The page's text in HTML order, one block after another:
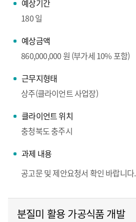
예상기간
180 일
예상금액
860,000,000 원 (부가세 10% 포함)
근무지형태
상주(클라이언트 사업장)
클라이언트 위치
충청북도 충주시
과제 내용
공고문 및 제안요청서 확인 바랍니다.
분질미 활용 가공식품 개발